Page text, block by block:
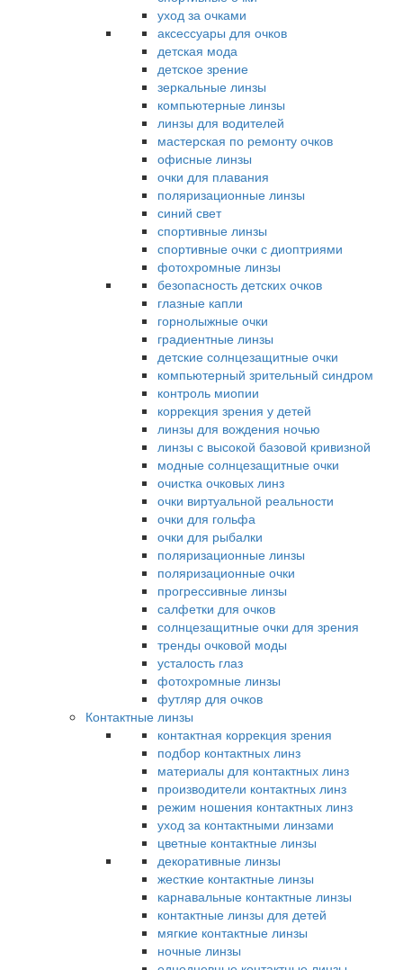
уход за очками
аксессуары для очков
детская мода
детское зрение
зеркальные линзы
компьютерные линзы
линзы для водителей
мастерская по ремонту очков
офисные линзы
очки для плавания
поляризационные линзы
синий свет
спортивные линзы
спортивные очки с диоптриями
фотохромные линзы
безопасность детских очков
глазные капли
горнолыжные очки
градиентные линзы
детские солнцезащитные очки
компьютерный зрительный синдром
контроль миопии
коррекция зрения у детей
линзы для вождения ночью
линзы с высокой базовой кривизной
модные солнцезащитные очки
очистка очковых линз
очки виртуальной реальности
очки для гольфа
очки для рыбалки
поляризационные линзы
поляризационные очки
прогрессивные линзы
салфетки для очков
солнцезащитные очки для зрения
тренды очковой моды
усталость глаз
фотохромные линзы
футляр для очков
Контактные линзы
контактная коррекция зрения
подбор контактных линз
материалы для контактных линз
производители контактных линз
режим ношения контактных линз
уход за контактными линзами
цветные контактные линзы
декоративные линзы
жесткие контактные линзы
карнавальные контактные линзы
контактные линзы для детей
мягкие контактные линзы
ночные линзы